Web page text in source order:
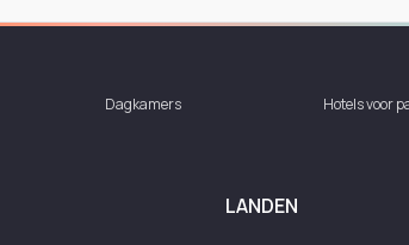
Dagkamers Hotels voor
LANDEN